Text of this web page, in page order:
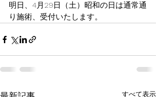
明日、4月29日（土）昭和の日は通常通
り施術、受付いたします。
すべて表示